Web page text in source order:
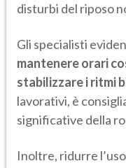
disturbi del riposo
Gli specialisti
mantenere orari
stabilizzare i ritmi
lavorativi, è
significative della
Inoltre, ridurre